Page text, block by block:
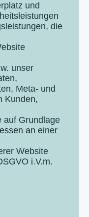
und
die
unser
Meta- und
Kunden,
auf Grundlage
an einer
Website
i.V.m.